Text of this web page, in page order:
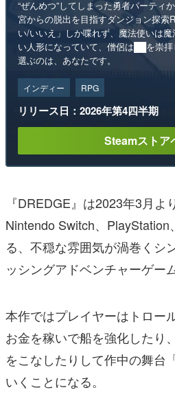
“ぜんめつ”してしまった勇者パーティ
宮からの脱出を目指すダンジョン探索
い/いいえ」しか喋れず、魔法使いは
い人形になっていて、僧侶は██を崇
選ぶのは、あなたです。
インディー RPG
リリース日：2026年第4四半期
Steamストア
『DREDGE』は2023年3月よ
Nintendo Switch、
る、不穏な雰囲気が渦巻くシ
ッシングアドベンチャーゲーム
本作ではプレイヤーはトロー
お金を稼いで船を強化したり
をこなしたりして作中の舞台
いくことになる。